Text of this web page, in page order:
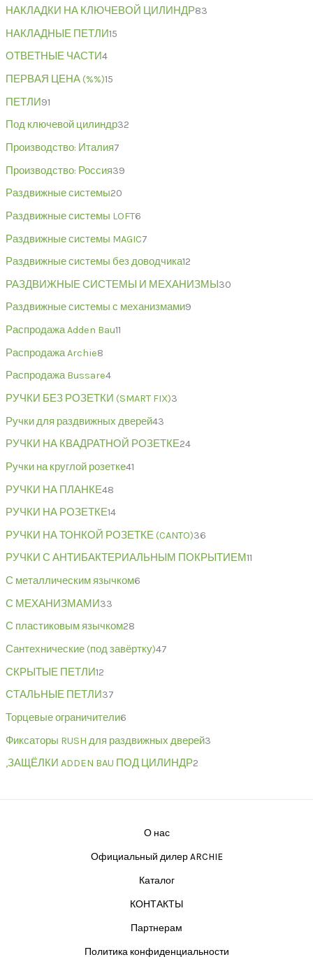
НАКЛАДКИ НА КЛЮЧЕВОЙ ЦИЛИНДР83
НАКЛАДНЫЕ ПЕТЛИ15
ОТВЕТНЫЕ ЧАСТИ4
ПЕРВАЯ ЦЕНА (%%)15
ПЕТЛИ91
Под ключевой цилиндр32
Производство: Италия7
Производство: Россия39
Раздвижные системы20
Раздвижные системы LOFT6
Раздвижные системы MAGIC7
Раздвижные системы без доводчика12
РАЗДВИЖНЫЕ СИСТЕМЫ И МЕХАНИЗМЫ 30
Раздвижные системы с механизмами9
Распродажа Adden Bau11
Распродажа Archie8
Распродажа Bussare4
РУЧКИ БЕЗ РОЗЕТКИ (SMART FIX)3
Ручки для раздвижных дверей43
РУЧКИ НА КВАДРАТНОЙ РОЗЕТКЕ24
Ручки на круглой розетке41
РУЧКИ НА ПЛАНКЕ48
РУЧКИ НА РОЗЕТКЕ14
РУЧКИ НА ТОНКОЙ РОЗЕТКЕ (CANTO)36
РУЧКИ С АНТИБАКТЕРИАЛЬНЫМ ПОКРЫТИЕМ11
С металлическим язычком6
С МЕХАНИЗМАМИ33
С пластиковым язычком28
Сантехнические (под завёртку)47
СКРЫТЫЕ ПЕТЛИ12
СТАЛЬНЫЕ ПЕТЛИ37
Торцевые ограничители6
Фиксаторы RUSH для раздвижных дверей3
,ЗАЩЁЛКИ ADDEN BAU ПОД ЦИЛИНДР2
О нас
Официальный дилер ARCHIE
Каталог
КОНТАКТЫ
Партнерам
Политика конфиденциальности